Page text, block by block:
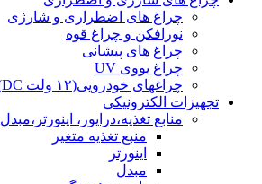
چراغ های اضطراری و شارژی
نورافکن و چراغ قوه
چراغ های پیشانی
چراغ یووی UV
چراغهای خودرویی(۱۲ ولت DC)
تجهیزات الکترونیکی
منابع تغذیه،درایور، اینورتر،مبدل
منبع تغذیه متغیر
اینورتر
مبدل